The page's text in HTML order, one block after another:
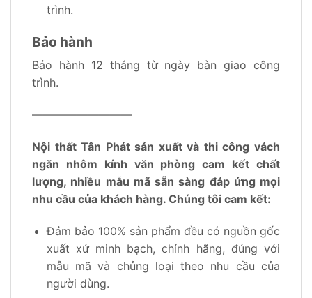
trình.
Bảo hành
Bảo hành 12 tháng từ ngày bàn giao công
trình.
—————————
Nội thất Tân Phát sản xuất và thi công vách
ngăn nhôm kính văn phòng cam kết chất
lượng, nhiều mẫu mã sẵn sàng đáp ứng mọi
nhu cầu của khách hàng. Chúng tôi cam kết:
Đảm bảo 100% sản phẩm đều có nguồn gốc
xuất xứ minh bạch, chính hãng, đúng với
mẫu mã và chủng loại theo nhu cầu của
người dùng.